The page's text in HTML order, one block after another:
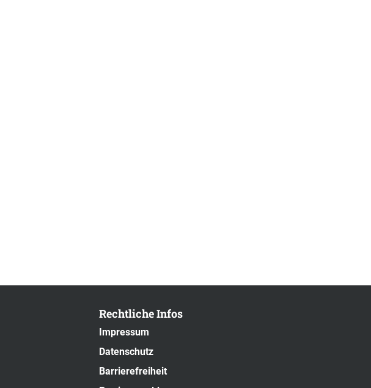
Rechtliche Infos
Impressum
Datenschutz
Barrierefreiheit